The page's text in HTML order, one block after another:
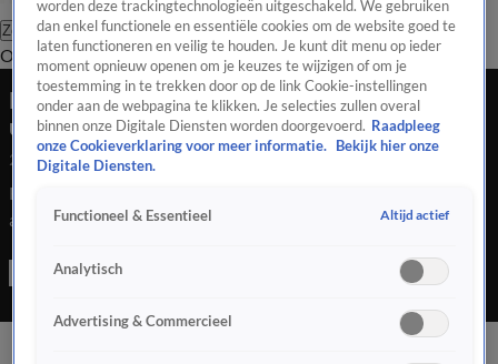
Zoeken
OverzichtRegioUitzendingenWeerTip de redactiePanelVideo's
Eigenares ijssalon Hilversum opgelucht na
uitspraak: 'Einde aan een lange nachtmerrie'
25 juli 2020, 03:45
Eigenares ijssalon Hilversum opgelucht na uitspraak: 'Einde
aan een lange nachtmerrie'
worden deze trackingtechnologieën uitgeschakeld. We gebruiken
dan enkel functionele en essentiële cookies om de website goed te
laten functioneren en veilig te houden. Je kunt dit menu op ieder
moment opnieuw openen om je keuzes te wijzigen of om je
toestemming in te trekken door op de link Cookie-instellingen
onder aan de webpagina te klikken. Je selecties zullen overal
binnen onze Digitale Diensten worden doorgevoerd. Raadpleeg
onze Cookieverklaring voor meer informatie.
Bekijk hier onze
Digitale Diensten.
Functioneel & Essentieel Altijd actief
Analytisch
Advertising & Commercieel